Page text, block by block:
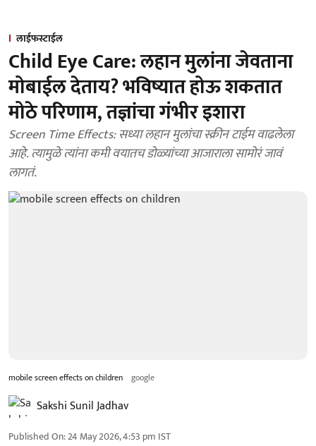
लाईफस्टाईल
Child Eye Care: लहान मुलांना जेवताना
मोबाईल देताय? भविष्यात होऊ शकतात
मोठे परिणाम, तज्ञांचा गंभीर इशारा
Screen Time Effects: सध्या लहान मुलांचा स्क्रीन टाईम वाढलेला
आहे. त्यामुळे त्यांना कमी वयातच डोळ्यांच्या आजाराला सामोरं जावं
लागतं.
mobile screen effects on children google
Sakshi Sunil Jadhav
Published On:24 May 2026, 4:53 pm IST